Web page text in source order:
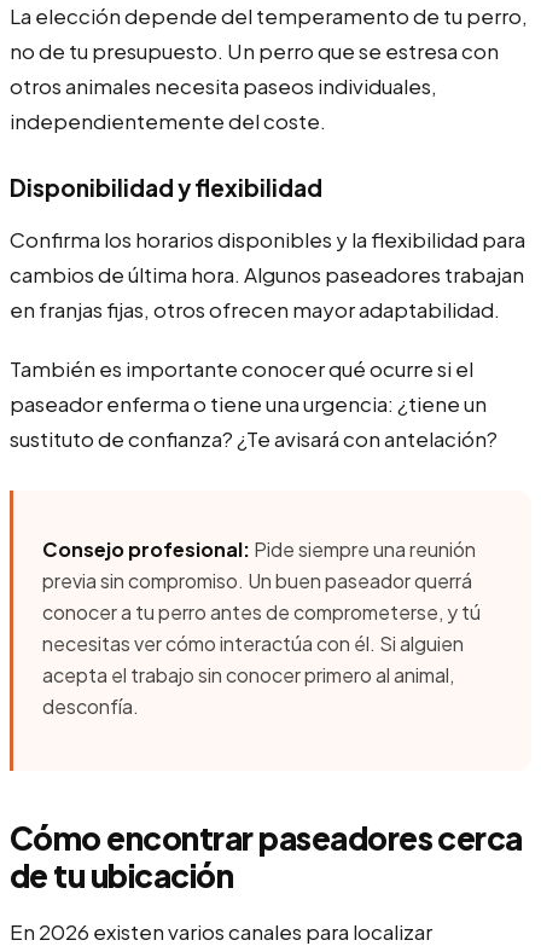
La elección depende del temperamento de tu perro,
no de tu presupuesto. Un perro que se estresa con
otros animales necesita paseos individuales,
independientemente del coste.
Disponibilidad y flexibilidad
Confirma los horarios disponibles y la flexibilidad para
cambios de última hora. Algunos paseadores trabajan
en franjas fijas, otros ofrecen mayor adaptabilidad.
También es importante conocer qué ocurre si el
paseador enferma o tiene una urgencia: ¿tiene un
sustituto de confianza? ¿Te avisará con antelación?
Consejo profesional: Pide siempre una reunión
previa sin compromiso. Un buen paseador querrá
conocer a tu perro antes de comprometerse, y tú
necesitas ver cómo interactúa con él. Si alguien
acepta el trabajo sin conocer primero al animal,
desconfía.
Cómo encontrar paseadores cerca
de tu ubicación
En 2026 existen varios canales para localizar